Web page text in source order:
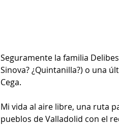
Seguramente la familia
Sinova? ¿Quintanilla?) o una
Cega.
Mi vida al aire libre, una ruta
pueblos de Valladolid con el